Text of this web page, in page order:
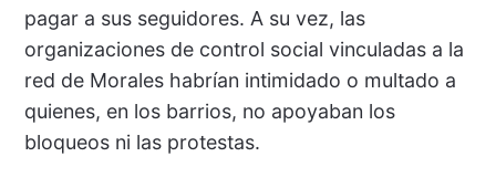
pagar a sus seguidores. A su vez, las
organizaciones de control social vinculadas a la
red de Morales habrían intimidado o multado a
quienes, en los barrios, no apoyaban los
bloqueos ni las protestas.